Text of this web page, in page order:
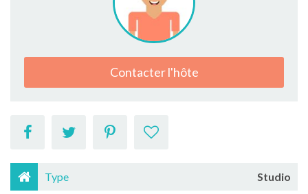
Contacter l'hôte
Type Studio